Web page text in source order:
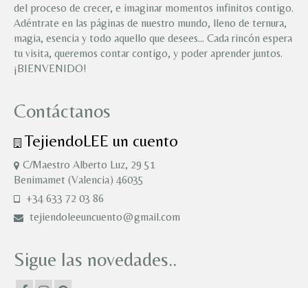
del proceso de crecer, e imaginar momentos infinitos contigo.
Adéntrate en las páginas de nuestro mundo, lleno de ternura,
magia, esencia y todo aquello que desees… Cada rincón espera
tu visita, queremos contar contigo, y poder aprender juntos.
¡BIENVENIDO!
Contáctanos
TejiendoLEE un cuento
C/Maestro Alberto Luz, 29 51
Benimamet (Valencia) 46035
+34 633 72 03 86
tejiendoleeuncuento@gmail.com
Sigue las novedades..